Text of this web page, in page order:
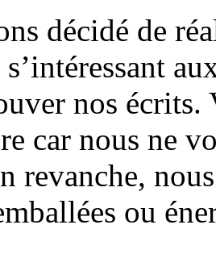
décidé de
nos écrits.
car nous ne
revanche,
ou